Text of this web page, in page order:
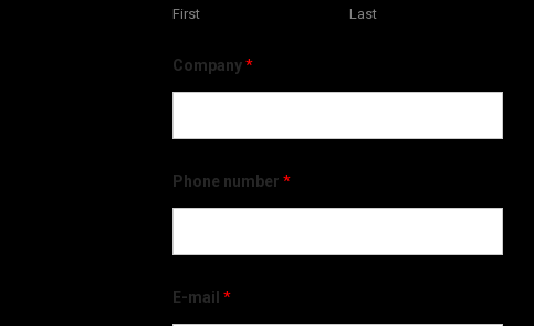
First Last
Company*
Phone number *
E-mail *